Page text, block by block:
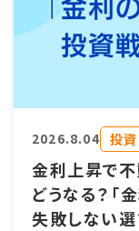
2026.8.04 投
金利上昇で不
どうなる？「
失敗しない